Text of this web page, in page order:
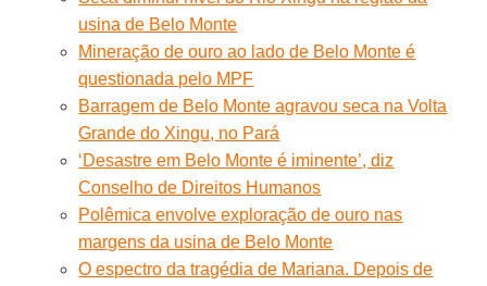
usina de Belo Monte
Mineração de ouro ao lado de Belo Monte é
questionada pelo MPF
Barragem de Belo Monte agravou seca na Volta
Grande do Xingu, no Pará
‘Desastre em Belo Monte é iminente’, diz
Conselho de Direitos Humanos
Polêmica envolve exploração de ouro nas
margens da usina de Belo Monte
O espectro da tragédia de Mariana. Depois de